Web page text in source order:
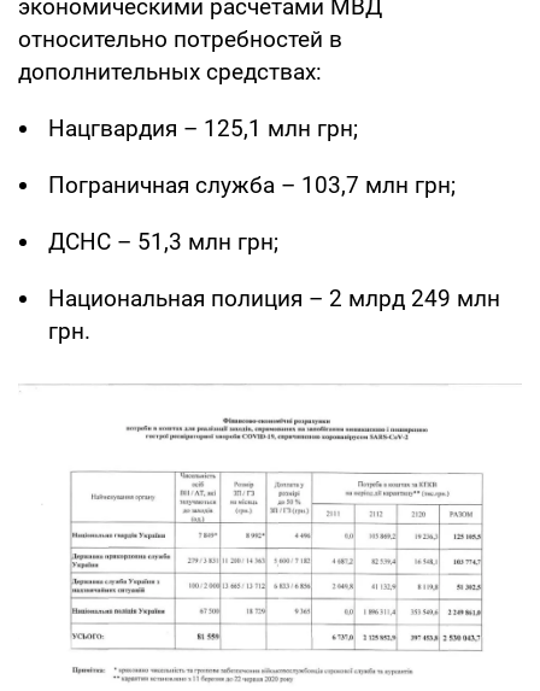
экономическими расчетами МВД
относительно потребностей в
дополнительных средствах:
Нацгвардия – 125,1 млн грн;
Пограничная служба – 103,7 млн грн;
ДСНС – 51,3 млн грн;
Национальная полиция – 2 млрд 249 млн
грн.